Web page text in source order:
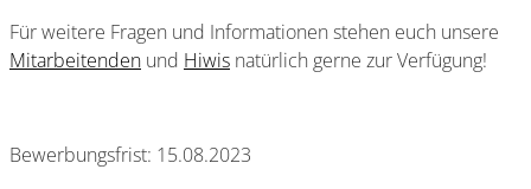
Für weitere Fragen und Informationen stehen euch unsere
Mitarbeitenden und Hiwis natürlich gerne zur Verfügung!
Bewerbungsfrist: 15.08.2023